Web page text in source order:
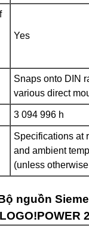
Yes
Snaps onto DIN
various direct
3 094 996 h
Specifications at
and ambient
(unless
nguồn